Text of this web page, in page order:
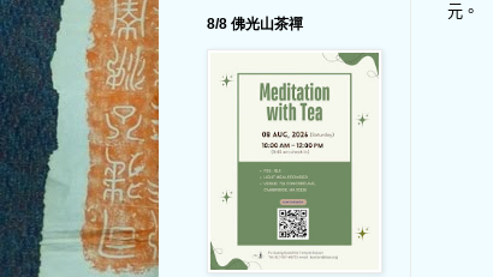
元。
8/8 佛光山茶禪